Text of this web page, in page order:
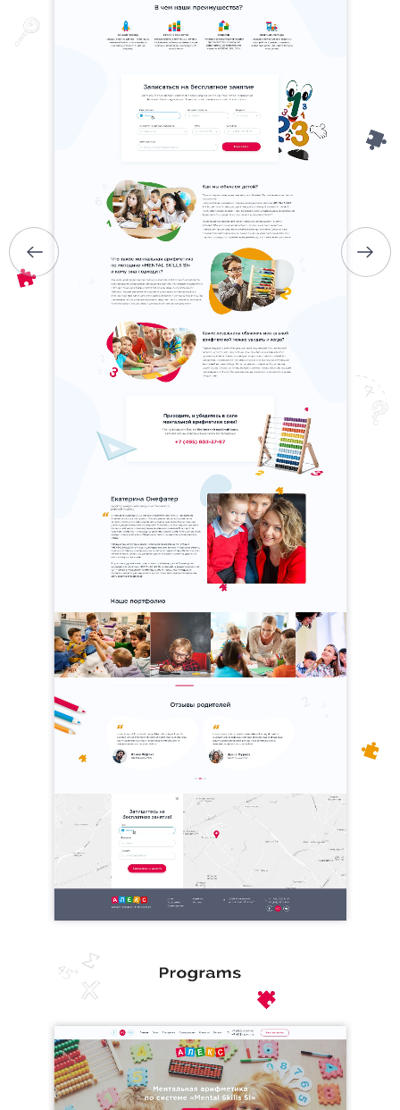
ГОЛОВНА
ПРО НАС
ПОРТФОЛІО
БРИФИ
КАР’ЄРА
БЛОГ
КОНТАКТИ